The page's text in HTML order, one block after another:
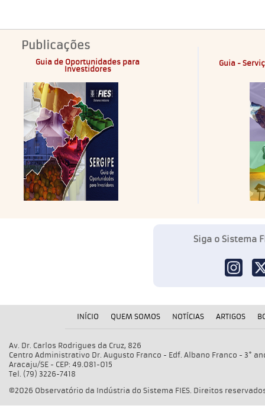
Publicações
Guia de Oportunidades para
Investidores
Guia -
Siga o Sistema
INÍCIO QUEM SOMOS NOTÍCIAS ARTIGOS
Av. Dr. Carlos Rodrigues da Cruz, 826
Centro Administrativo Dr. Augusto Franco - Edf. Albano Franco - 3°
Aracaju/SE - CEP: 49.081-015
Tel. (79) 3226-7418
©2026 Observatório da Indústria do Sistema FIES. Direitos